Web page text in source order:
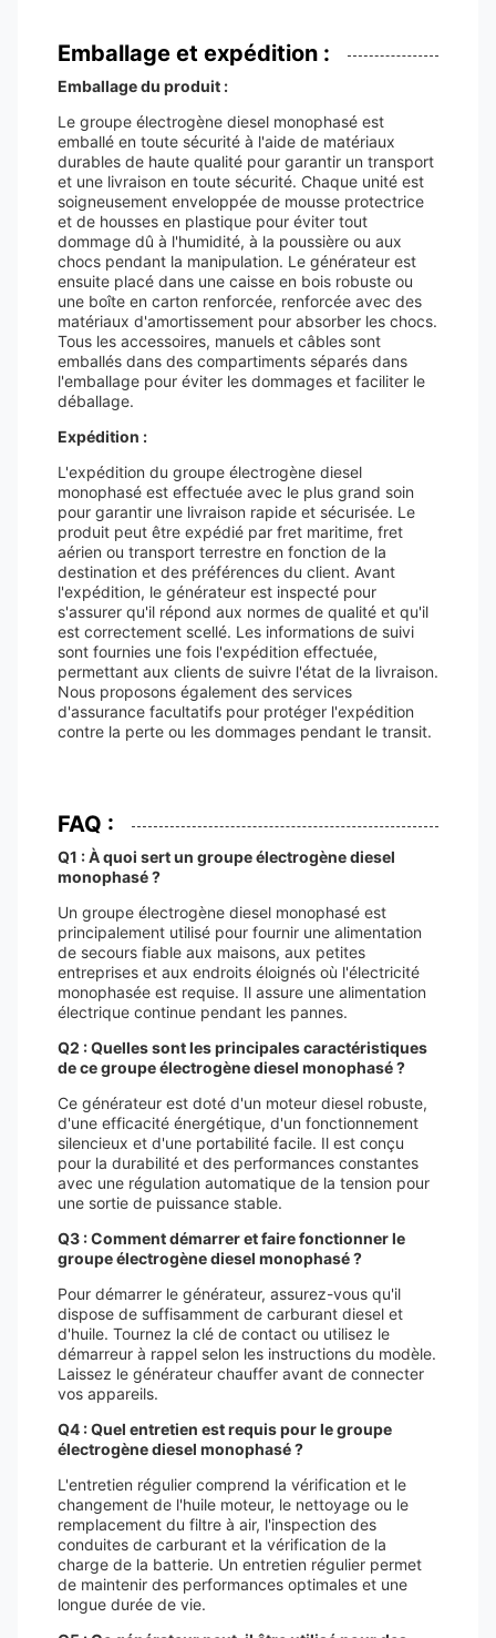
Emballage et expédition :
Emballage du produit :
Le groupe électrogène diesel monophasé est
emballé en toute sécurité à l'aide de matériaux
durables de haute qualité pour garantir un transport
et une livraison en toute sécurité. Chaque unité est
soigneusement enveloppée de mousse protectrice
et de housses en plastique pour éviter tout
dommage dû à l'humidité, à la poussière ou aux
chocs pendant la manipulation. Le générateur est
ensuite placé dans une caisse en bois robuste ou
une boîte en carton renforcée, renforcée avec des
matériaux d'amortissement pour absorber les chocs.
Tous les accessoires, manuels et câbles sont
emballés dans des compartiments séparés dans
l'emballage pour éviter les dommages et faciliter le
déballage.
Expédition :
L'expédition du groupe électrogène diesel
monophasé est effectuée avec le plus grand soin
pour garantir une livraison rapide et sécurisée. Le
produit peut être expédié par fret maritime, fret
aérien ou transport terrestre en fonction de la
destination et des préférences du client. Avant
l'expédition, le générateur est inspecté pour
s'assurer qu'il répond aux normes de qualité et qu'il
est correctement scellé. Les informations de suivi
sont fournies une fois l'expédition effectuée,
permettant aux clients de suivre l'état de la livraison.
Nous proposons également des services
d'assurance facultatifs pour protéger l'expédition
contre la perte ou les dommages pendant le transit.
FAQ :
Q1 : À quoi sert un groupe électrogène diesel
monophasé ?
Un groupe électrogène diesel monophasé est
principalement utilisé pour fournir une alimentation
de secours fiable aux maisons, aux petites
entreprises et aux endroits éloignés où l'électricité
monophasée est requise. Il assure une alimentation
électrique continue pendant les pannes.
Q2 : Quelles sont les principales caractéristiques
de ce groupe électrogène diesel monophasé ?
Ce générateur est doté d'un moteur diesel robuste,
d'une efficacité énergétique, d'un fonctionnement
silencieux et d'une portabilité facile. Il est conçu
pour la durabilité et des performances constantes
avec une régulation automatique de la tension pour
une sortie de puissance stable.
Q3 : Comment démarrer et faire fonctionner le
groupe électrogène diesel monophasé ?
Pour démarrer le générateur, assurez-vous qu'il
dispose de suffisamment de carburant diesel et
d'huile. Tournez la clé de contact ou utilisez le
démarreur à rappel selon les instructions du modèle.
Laissez le générateur chauffer avant de connecter
vos appareils.
Q4 : Quel entretien est requis pour le groupe
électrogène diesel monophasé ?
L'entretien régulier comprend la vérification et le
changement de l'huile moteur, le nettoyage ou le
remplacement du filtre à air, l'inspection des
conduites de carburant et la vérification de la
charge de la batterie. Un entretien régulier permet
de maintenir des performances optimales et une
longue durée de vie.